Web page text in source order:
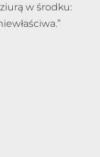
w środku: